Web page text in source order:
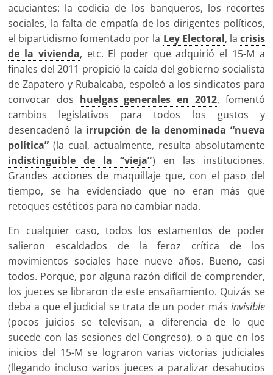
acuciantes: la codicia de los banqueros, los recortes
sociales, la falta de empatía de los dirigentes políticos,
el bipartidismo fomentado por la Ley Electoral, la crisis
de la vivienda, etc. El poder que adquirió el 15-M a
finales del 2011 propició la caída del gobierno socialista
de Zapatero y Rubalcaba, espoleó a los sindicatos para
convocar dos huelgas generales en 2012, fomentó
cambios legislativos para todos los gustos y
desencadenó la irrupción de la denominada “nueva
política” (la cual, actualmente, resulta absolutamente
indistinguible de la “vieja”) en las instituciones.
Grandes acciones de maquillaje que, con el paso del
tiempo, se ha evidenciado que no eran más que
retoques estéticos para no cambiar nada.
En cualquier caso, todos los estamentos de poder
salieron escaldados de la feroz crítica de los
movimientos sociales hace nueve años. Bueno, casi
todos. Porque, por alguna razón difícil de comprender,
los jueces se libraron de este ensañamiento. Quizás se
deba a que el judicial se trata de un poder más invisible
(pocos juicios se televisan, a diferencia de lo que
sucede con las sesiones del Congreso), o a que en los
inicios del 15-M se lograron varias victorias judiciales
(llegando incluso varios jueces a paralizar desahucios